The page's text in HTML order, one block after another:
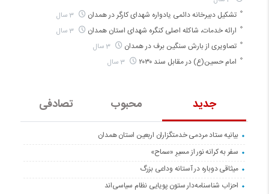
جدید محبوب تصادفی
بیانیه ستاد مردمی خدمتگزاران اربعین استان همدان
سفر به کرانه‌ نور از مسیرِ «سماح»
میثاقی دوباره در آستانه‌ وداعی بزرگ
احزاب شناسنامه‌دار ستون پویایی نظام سیاسی‌اند
تشکیل دبیرخانه دائمی یادواره شهدای کارگر در همدان 3 سال
ارائه خدمات، شاکله اصلی کنگره شهدای استان همدان 3 سال
تصاویری از بارش سنگین برف در همدان 3 سال
امام حسین(ع) در مقابل سند ۲۰۳۰ 3 سال